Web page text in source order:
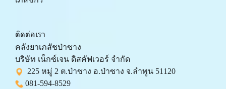
ติดต่อเรา
คลังยาเภสัชป่าซาง
บริษัท เน็กซ์เจน ดิสคัฟเวอร์ จำกัด
225 หมู่ 2 ต.ป่าซาง อ.ป่าซาง จ.ลำพูน 51120
081-594-8529